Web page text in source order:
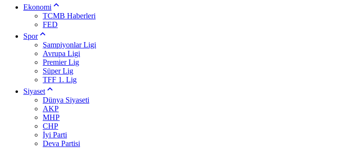
Ekonomi
TCMB Haberleri
FED
Spor
Şampiyonlar Ligi
Avrupa Ligi
Premier Lig
Süper Lig
TFF 1. Lig
Siyaset
Dünya Siyaseti
AKP
MHP
CHP
İyi Parti
Deva Partisi